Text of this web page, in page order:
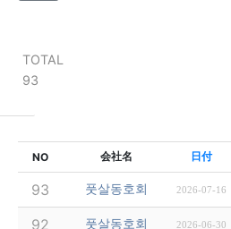
TOTAL
93
NO 会社名 日付
93 8/4(화) 1830-2100 운
풋살동호회 2026-07-16
92 7/14 도에이 신주쿠선
풋살동호회 2026-06-30